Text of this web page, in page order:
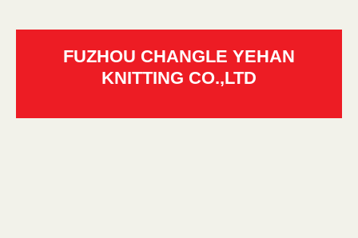
FUZHOU CHANGLE YEHAN
KNITTING CO.,LTD